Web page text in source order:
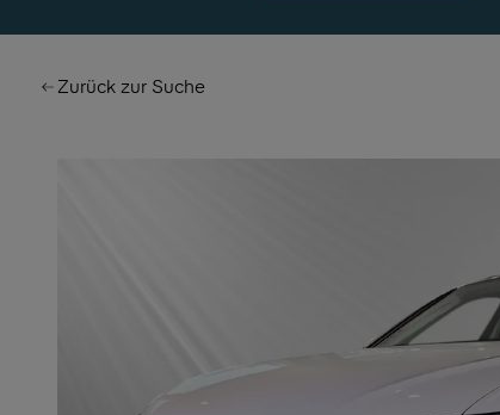
Zurück zur Suche